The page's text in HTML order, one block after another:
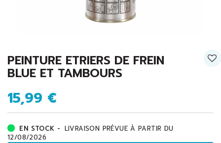
PEINTURE ETRIERS DE FREIN
BLUE ET TAMBOURS
15,99 €
EN STOCK - LIVRAISON PRÉVUE À PARTIR DU
12/08/2026